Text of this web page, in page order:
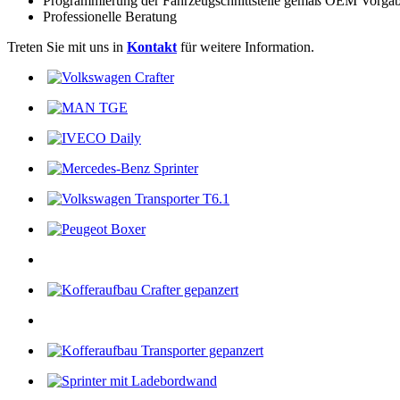
Professionelle Beratung
Treten Sie mit uns in Kontaktfür weitere Information.